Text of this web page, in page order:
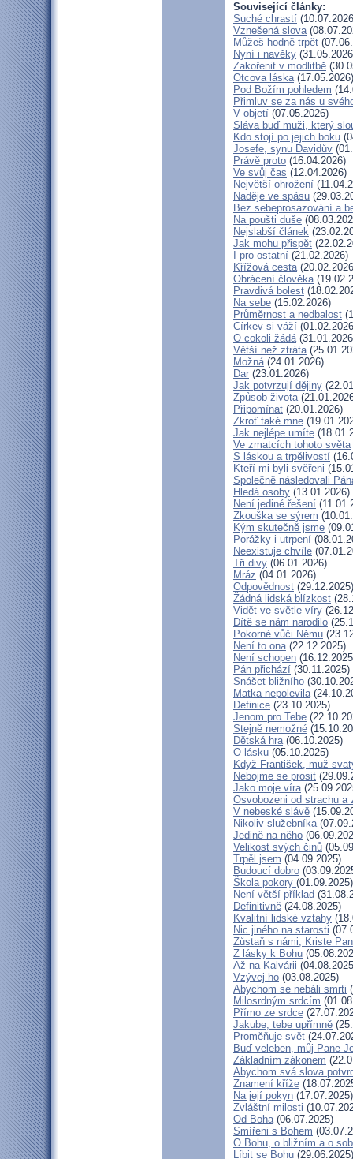
Související články:
Suché chrastí
Vznešená slova
Můžeš hodně trpět
Nyní i navěky
Zakořenit v modlitbě
Otcova láska(17.05.2026)
Pod Božím pohledem
Přimluv se za nás u
V objetí (07.05.2026)
Sláva buď muži, který
Kdo stojí po jejich boku
Josefe, synu Davidův
Právě proto (16.04.2026)
Ve svůj čas (12.04.2026)
Největší ohrožení
Naděje ve spásu
Bez sebeprosazování a
Na poušti duše
Nejslabší článek
Jak mohu přispět
I pro ostatní (21.02.2026)
Křížová cesta
Obrácení člověka
Pravdivá bolest
Na sebe (15.02.2026)
Průměrnost a nedbalost
Církev si váží
O cokoli žádá
Větší než ztráta
Možná(24.01.2026)
Dar (23.01.2026)
Jak potvrzují dějiny
Způsob života
Připomínat (20.01.2026)
Zkroť také mne
Jak nejlépe umíte
Ve zmatcích tohoto světa
S láskou a trpělivostí
Kteří mi byli svěřeni
Společně následovali
Hledá osoby (13.01.2026)
Není jediné řešení
Zkouška se sýrem
Kým skutečně jsme
Porážky i utrpení
Neexistuje chvíle
Tři divy (06.01.2026)
Mráz (04.01.2026)
Odpovědnost (29.12.2025)
Žádná lidská blízkost
Vidět ve světle víry
Dítě se nám narodilo
Pokorné vůči Němu
Není to ona(22.12.2025)
Není schopen
Pán přichází (30.11.2025)
Snášet bližního
Matka nepolevila
Definice (23.10.2025)
Jenom pro Tebe
Stejně nemožné
Dětská hra(06.10.2025)
O lásku (05.10.2025)
Když František, muž
Nebojme se prosit
Jako moje víra
Osvobozeni od strachu a
V nebeské slávě
Nikoliv služebníka
Jedině na něho
Velikost svých činů
Trpěl jsem (04.09.2025)
Budoucí dobro
Škola pokory (01.09.2025)
Není větší příklad
Definitivně (24.08.2025)
Kvalitní lidské vztahy
Nic jiného na starosti
Zůstaň s námi, Kriste
Z lásky k Bohu
Až na Kalvárii
Vzývej ho (03.08.2025)
Abychom se nebáli smrti
Milosrdným srdcím
Přímo ze srdce
Jakube, tebe upřímně
Proměňuje svět
Buď veleben, můj Pane
Základním zákonem
Abychom svá slova
Znamení kříže
Na její pokyn (17.07.2025)
Zvláštní milosti
Od Boha(06.07.2025)
Smířeni s Bohem
O Bohu, o bližním a o
Líbit se Bohu (29.06.2025)